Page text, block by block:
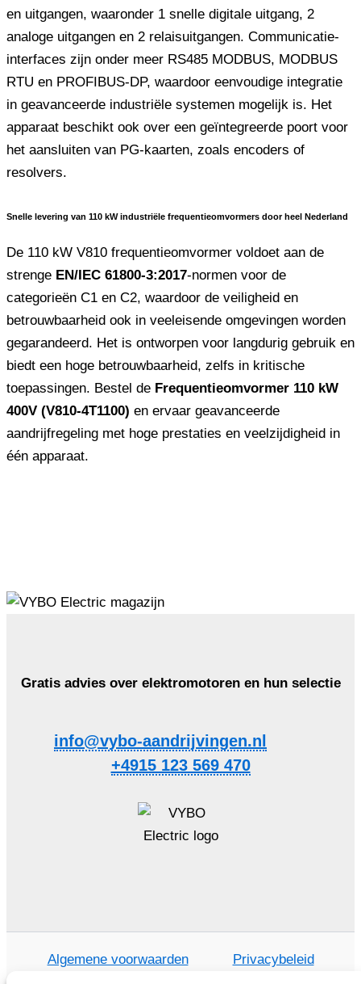
en uitgangen, waaronder 1 snelle digitale uitgang, 2
analoge uitgangen en 2 relaisuitgangen. Communicatie-
interfaces zijn onder meer RS485 MODBUS, MODBUS
RTU en PROFIBUS-DP, waardoor eenvoudige integratie
in geavanceerde industriële systemen mogelijk is. Het
apparaat beschikt ook over een geïntegreerde poort voor
het aansluiten van PG-kaarten, zoals encoders of
resolvers.
Snelle levering van 110 kW industriële frequentieomvormers door heel Nederland
De 110 kW V810 frequentieomvormer voldoet aan de
strenge EN/IEC 61800-3:2017-normen voor de
categorieën C1 en C2, waardoor de veiligheid en
betrouwbaarheid ook in veeleisende omgevingen worden
gegarandeerd. Het is ontworpen voor langdurig gebruik en
biedt een hoge betrouwbaarheid, zelfs in kritische
toepassingen. Bestel de Frequentieomvormer 110 kW
400V (V810-4T1100) en ervaar geavanceerde
aandrijfregeling met hoge prestaties en veelzijdigheid in
één apparaat.
Gratis advies over elektromotoren en hun selectie
info@vybo-aandrijvingen.nl
+4915 123 569 470
Algemene voorwaarden Privacybeleid